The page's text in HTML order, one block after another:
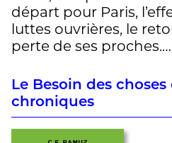
départ pour Paris,
luttes ouvrières, le
perte de ses proches.…
Le Besoin des
chroniques